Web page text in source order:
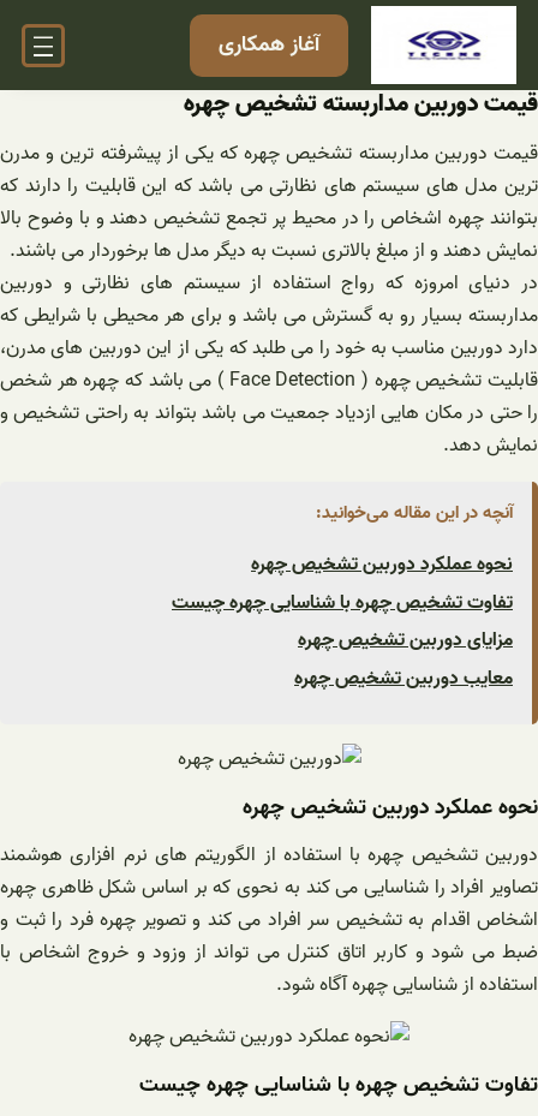
رفتن
آغاز همکاری
قیمت دوربین مداربسته تشخیص چهره
قیمت دوربین مداربسته تشخیص چهره که یکی از پیشرفته ترین و مدرن
ترین مدل های سیستم های نظارتی می باشد که این قابلیت را دارند که
بتوانند چهره اشخاص را در محیط پر تجمع تشخیص دهند و با وضوح بالا
نمایش دهند و از مبلغ بالاتری نسبت به دیگر مدل ها برخوردار می باشند.
در دنیای امروزه که رواج استفاده از سیستم های نظارتی و دوربین
مداربسته بسیار رو به گسترش می باشد و برای هر محیطی با شرایطی که
دارد دوربین مناسب به خود را می طلبد که یکی از این دوربین های مدرن،
قابلیت تشخیص چهره ( Face Detection ) می باشد که چهره هر شخص
را حتی در مکان هایی ازدیاد جمعیت می باشد بتواند به راحتی تشخیص و
نمایش دهد.
آنچه در این مقاله می‌خوانید:
نحوه عملکرد دوربین تشخیص چهره
تفاوت تشخیص چهره با شناسایی چهره چیست
مزایای دوربین تشخیص چهره
معایب دوربین تشخیص چهره
نحوه عملکرد دوربین تشخیص چهره
دوربین تشخیص چهره با استفاده از الگوریتم های نرم افزاری هوشمند
تصاویر افراد را شناسایی می کند به نحوی که بر اساس شکل ظاهری چهره
اشخاص اقدام به تشخیص سر افراد می کند و تصویر چهره فرد را ثبت و
ضبط می شود و کاربر اتاق کنترل می تواند از وزود و خروج اشخاص با
استفاده از شناسایی چهره آگاه شود.
تفاوت تشخیص چهره با شناسایی چهره چیست